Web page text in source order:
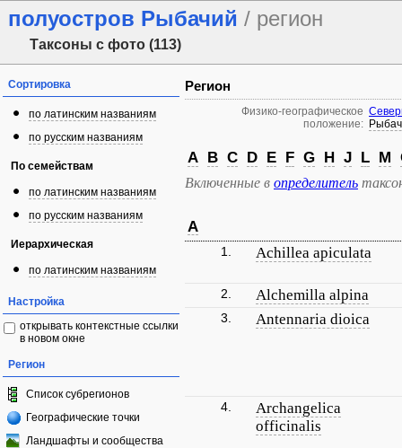
полуостров Рыбачий / регион
Таксоны с фото (113)
Сортировка
по латинским названиям
по русским названиям
По семействам
по латинским названиям
по русским названиям
Иерархическая
по латинским названиям
Настройка
открывать контекстные ссылки
в новом окне
Регион
Список субрегионов
Географические точки
Ландшафты и сообщества
Регион
Физико-географическое
положение:
A B C D E F G H J L M
Включенные в определитель
A
1. Achillea apiculata
2. Alchemilla alpina
3. Antennaria dioica
4.
Archangelica
officinalis